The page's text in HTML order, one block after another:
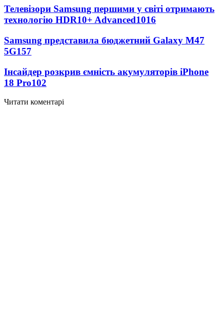
Телевізори Samsung першими у світі отримають
технологію HDR10+ Advanced1016
Samsung представила бюджетний Galaxy M47
5G157
Інсайдер розкрив ємність акумуляторів iPhone
18 Pro102
Читати коментарі